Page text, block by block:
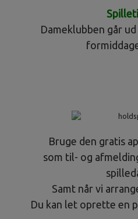
Dameklubben går
Bruge den gratis
som til- og
Samt når vi
Du kan let oprette en